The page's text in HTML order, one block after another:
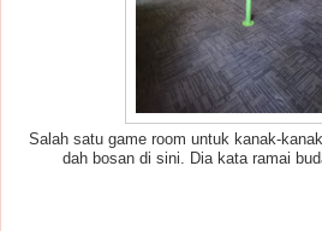
Salah satu game room untuk kanak-
dah bosan di sini. Dia kata ramai